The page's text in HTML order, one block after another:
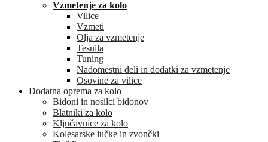
Vzmetenje za kolo
Vilice
Vzmeti
Olja za vzmetenje
Tesnila
Tuning
Nadomestni deli in dodatki za vzmetenje
Osovine za vilice
Dodatna oprema za kolo
Bidoni in nosilci bidonov
Blatniki za kolo
Ključavnice za kolo
Kolesarske lučke in zvončki